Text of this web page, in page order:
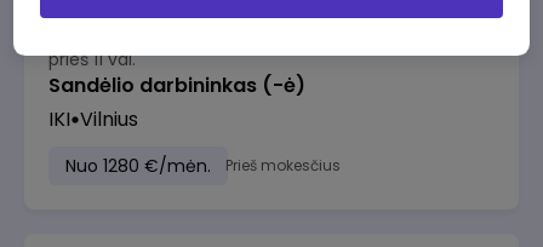
prieš 11 val.
Sandėlio darbininkas (-ė)
IKI Vilnius
Nuo 1280 €/mėn. Prieš mokesčius